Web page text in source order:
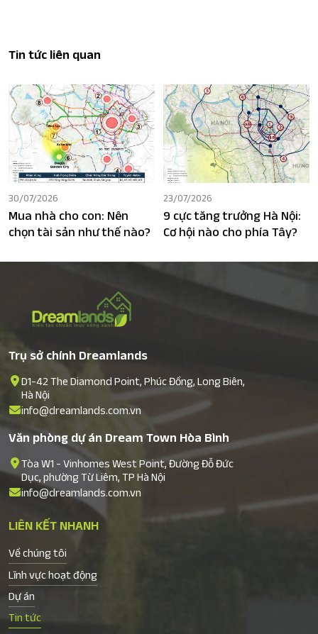
Tin tức liên quan
30/07/2026
Mua nhà cho con: Nên
chọn tài sản như thế nào?
23/07/2026
9 cực tăng trưởng Hà Nội:
Cơ hội nào cho phía Tây?
Trụ sở chính Dreamlands
D1-42 The Diamond Point, Phúc Đồng, Long Biên,
Hà Nội
info@dreamlands.com.vn
Văn phòng dự án Dream Town Hòa Bình
Tòa W1 - Vinhomes West Point, Đường Đỗ Đức
Dục, phường Từ Liêm, TP Hà Nội
info@dreamlands.com.vn
LIÊN KẾT NHANH
Về chúng tôi
Lĩnh vực hoạt động
Dự án
Tin tức